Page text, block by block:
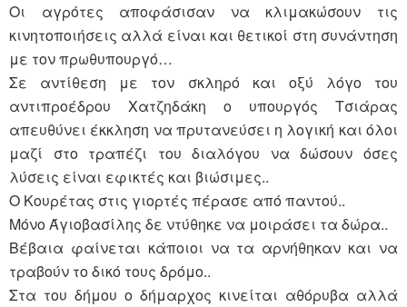
Οι αγρότες αποφάσισαν να κλιμακώσουν τις
κινητοποιήσεις αλλά είναι και θετικοί στη συνάντηση
με τον πρωθυπουργό…
Σε αντίθεση με τον σκληρό και οξύ λόγο του
αντιπροέδρου Χατζηδάκη ο υπουργός Τσιάρας
απευθύνει έκκληση να πρυτανεύσει η λογική και όλοι
μαζί στο τραπέζι του διαλόγου να δώσουν όσες
λύσεις είναι εφικτές και βιώσιμες..
Ο Κουρέτας στις γιορτές πέρασε από παντού..
Μόνο Άγιοβασίλης δε ντύθηκε να μοιράσει τα δώρα..
Βέβαια φαίνεται κάποιοι να τα αρνήθηκαν και να
τραβούν το δικό τους δρόμο..
Στα του δήμου ο δήμαρχος κινείται αθόρυβα αλλά